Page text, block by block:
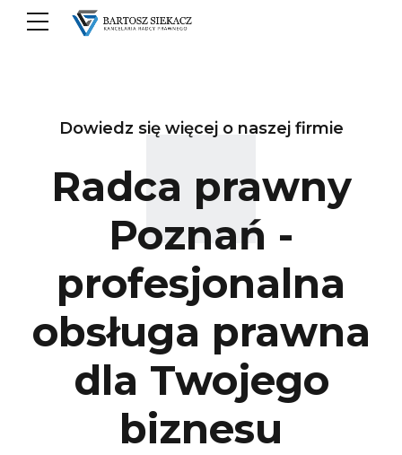
Dowiedz się więcej o naszej firmie
Radca prawny
Poznań -
profesjonalna
obsługa prawna
dla Twojego
biznesu